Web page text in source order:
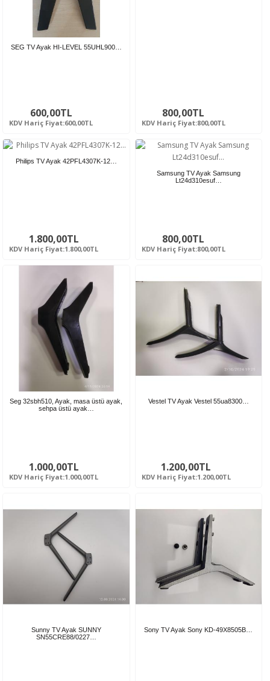
SEG TV Ayak HI-LEVEL 55UHL900…
600,00TL
KDV Hariç Fiyat:600,00TL
800,00TL
KDV Hariç Fiyat:800,00TL
Philips TV Ayak 42PFL4307K-12…
1.800,00TL
KDV Hariç Fiyat:1.800,00TL
Samsung TV Ayak Samsung
Lt24d310esuf…
800,00TL
KDV Hariç Fiyat:800,00TL
Seg 32sbh510, Ayak, masa üstü ayak,
sehpa üstü ayak…
1.000,00TL
KDV Hariç Fiyat:1.000,00TL
Vestel TV Ayak Vestel 55ua8300…
1.200,00TL
KDV Hariç Fiyat:1.200,00TL
Sunny TV Ayak SUNNY
SN55CRE88/0227…
Sony TV Ayak Sony KD-49X8505B…